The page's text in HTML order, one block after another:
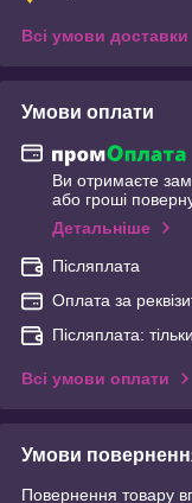
Всі умови доставки
Умови оплати
Ви отримаєте
або гроші
Детальніше
Післяплата
Оплата за
Післяплата:
Всі умови оплати
Умови
Повернення товару